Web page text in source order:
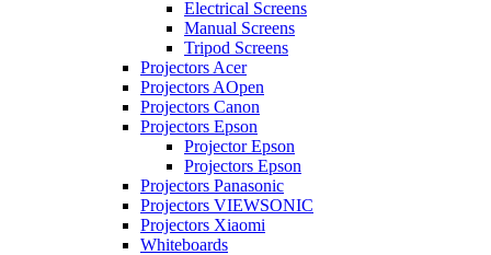
Electrical Screens
Manual Screens
Tripod Screens
Projectors Acer
Projectors AOpen
Projectors Canon
Projectors Epson
Projector Epson
Projectors Epson
Projectors Panasonic
Projectors VIEWSONIC
Projectors Xiaomi
Whiteboards